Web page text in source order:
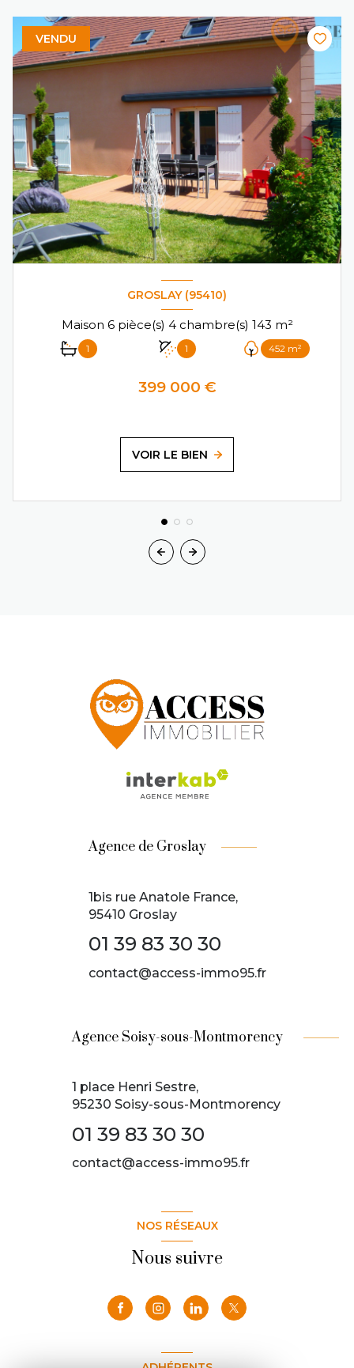
VENDU
GROSLAY (95410)
Maison 6 pièce(s) 4 chambre(s) 143 m²
1 1 452 m²
399 000 €
VOIR LE BIEN
Agence de Groslay
1bis rue Anatole France,
95410 Groslay
01 39 83 30 30
contact@access-immo95.fr
Agence Soisy-sous-Montmorency
1 place Henri Sestre,
95230 Soisy-sous-Montmorency
01 39 83 30 30
contact@access-immo95.fr
NOS RÉSEAUX
Nous suivre